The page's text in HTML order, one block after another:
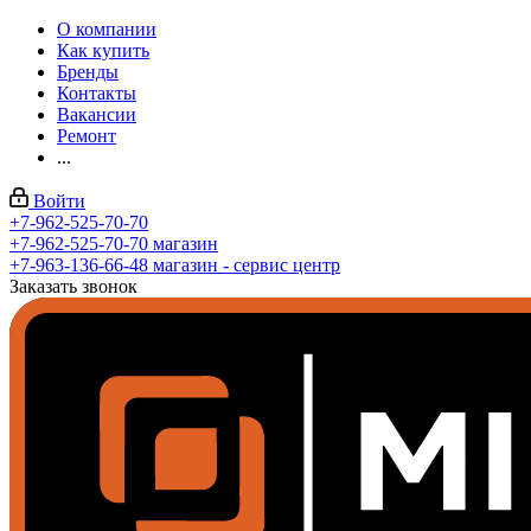
О компании
Как купить
Бренды
Контакты
Вакансии
Ремонт
...
Войти
+7-962-525-70-70
+7-962-525-70-70 магазин
+7-963-136-66-48 магазин - сервис центр
Заказать звонок